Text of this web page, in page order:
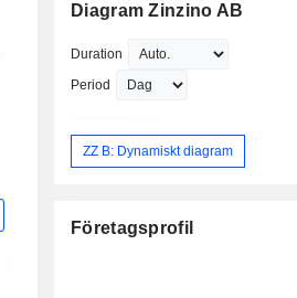
Diagram Zinzino AB
Duration
Period
ZZ B: Dynamiskt diagram
Företagsprofil